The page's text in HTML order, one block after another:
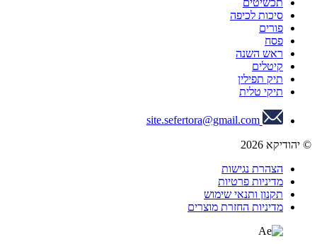
תכשיטים
סיכות לכיפה
פורים
פסח
ראש השנה
קיטלים
תיק תפילין
תיקי טלית
site.sefertora@gmail.com
© יהודיקא 2026
הצהרת נגישות
מדיניות פרטיות
תקנון ותנאי שימוש
מדיניות החזרת מוצרים